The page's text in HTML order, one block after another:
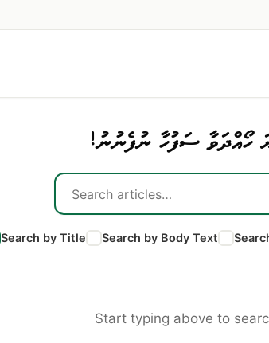
ހޯއްދަވާ ސަފުހާ ނުފެނުނު!
Search by Title Search by Body Text
Start typing above to